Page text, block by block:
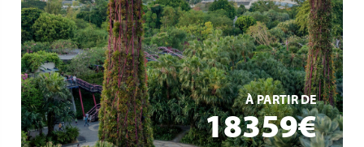
À PARTIR DE
18359€
42 Zwischenstopps auf 6 Kontinenten
15 eingeschlossene Ausflüge
EN SAVOIR +